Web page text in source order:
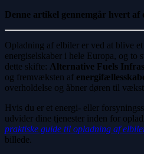
Denne artikel gennemgår hvert af
Opladning af elbiler er ved at blive
energiselskaber i hele Europa, og to
dette skifte: Alternative Fuels
og fremvæksten af
overholdelse og åbner døren til
Hvis du er et energi- eller
udvider dine tjenester inden for
praktiske guide til opladning af
billede.